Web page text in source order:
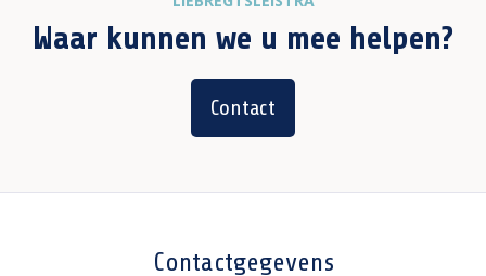
Waar kunnen we u mee helpen?
Contact
Contactgegevens